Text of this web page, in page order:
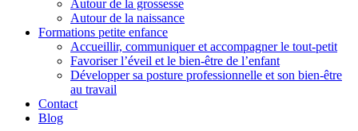
Autour de la grossesse
Autour de la naissance
Formations petite enfance
Accueillir, communiquer et accompagner le tout-petit
Favoriser l’éveil et le bien-être de l’enfant
Développer sa posture professionnelle et son bien-être
au travail
Contact
Blog